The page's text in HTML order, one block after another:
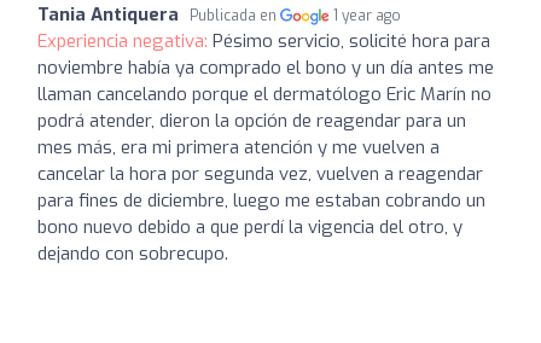
Tania Antiquera Publicada en 1 year ago
Experiencia negativa: Pésimo servicio, solicité hora para
noviembre había ya comprado el bono y un día antes me
llaman cancelando porque el dermatólogo Eric Marín no
podrá atender, dieron la opción de reagendar para un
mes más, era mi primera atención y me vuelven a
cancelar la hora por segunda vez, vuelven a reagendar
para fines de diciembre, luego me estaban cobrando un
bono nuevo debido a que perdí la vigencia del otro, y
dejando con sobrecupo.